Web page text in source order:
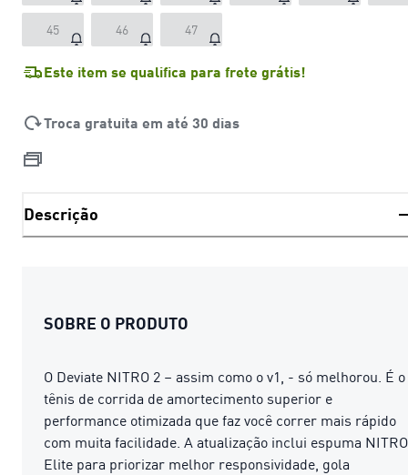
45 46 47
Este item se qualifica para frete grátis!
Troca gratuita em até 30 dias
Descrição
SOBRE O PRODUTO
O Deviate NITRO 2 – assim como o v1, - só melhorou. É o
tênis de corrida de amortecimento superior e
performance otimizada que faz você correr mais rápido
com muita facilidade. A atualização inclui espuma NITRO
Elite para priorizar melhor responsividade, gola